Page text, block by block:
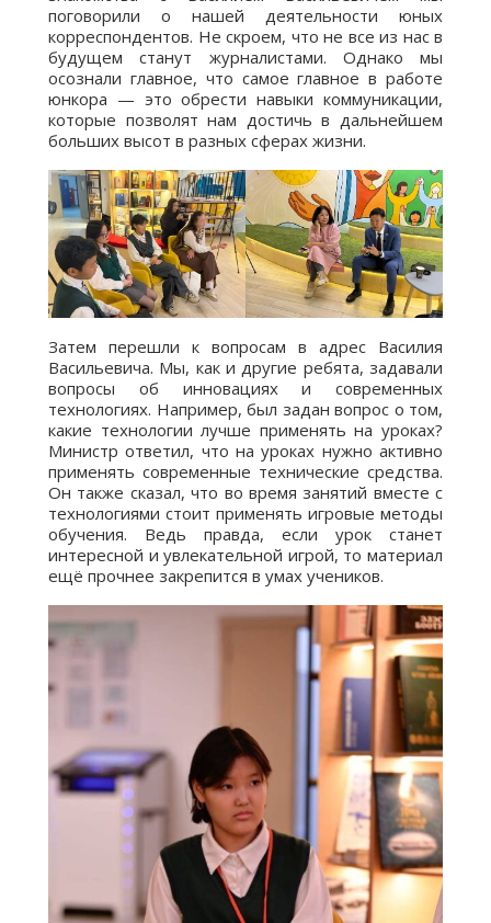
поговорили о нашей деятельности юных
корреспондентов. Не скроем, что не все из нас в
будущем станут журналистами. Однако мы
осознали главное, что самое главное в работе
юнкора — это обрести навыки коммуникации,
которые позволят нам достичь в дальнейшем
больших высот в разных сферах жизни.
Затем перешли к вопросам в адрес Василия
Васильевича. Мы, как и другие ребята, задавали
вопросы об инновациях и современных
технологиях. Например, был задан вопрос о том,
какие технологии лучше применять на уроках?
Министр ответил, что на уроках нужно активно
применять современные технические средства.
Он также сказал, что во время занятий вместе с
технологиями стоит применять игровые методы
обучения. Ведь правда, если урок станет
интересной и увлекательной игрой, то материал
ещё прочнее закрепится в умах учеников.